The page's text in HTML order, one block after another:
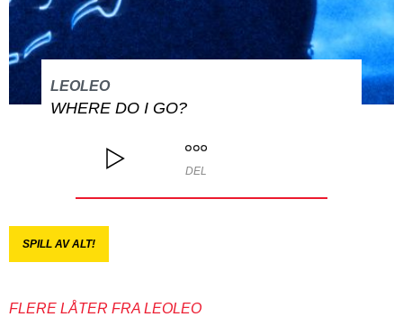
LEOLEO
WHERE DO I GO?
DEL
SPILL AV ALT!
FLERE LÅTER FRA LEOLEO